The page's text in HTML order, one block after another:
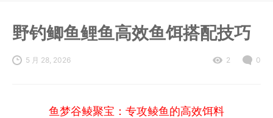
野钓鲫鱼鲤鱼高效鱼饵搭配技巧
5 月 28, 2026 2 0
鱼梦谷鲮聚宝：专攻鲮鱼的高效饵料